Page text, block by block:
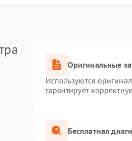
Оригинальные
Используются
гарантирует
Бесплатная